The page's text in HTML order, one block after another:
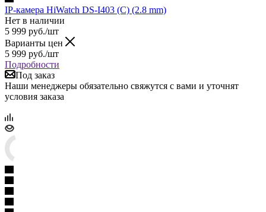
IP-камера HiWatch DS-I403 (C) (2.8 mm)
Нет в наличии
5 999 руб./шт
Варианты цен
5 999 руб./шт
Подробности
Под заказ
Наши менеджеры обязательно свяжутся с вами и уточнят
условия заказа